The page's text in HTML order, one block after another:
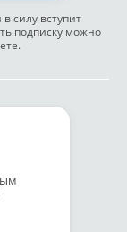
силу вступит
подписку можно